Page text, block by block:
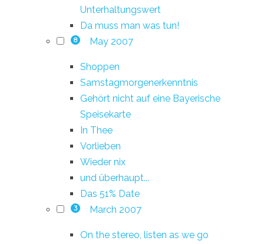
Unterhaltungswert
Da muss man was tun!
8 May 2007
Shoppen
Samstagmorgenerkenntnis
Gehört nicht auf eine Bayerische
Speisekarte
In Thee
Vorlieben
Wieder nix
und überhaupt...
Das 51% Date
3 March 2007
On the stereo, listen as we go